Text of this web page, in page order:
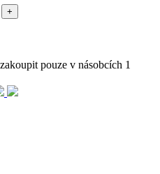
+
pouze v násobcích 1